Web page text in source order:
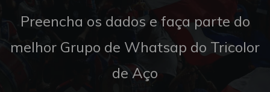
Preencha os dados e faça parte do
melhor Grupo de Whatsap do Tricolor
de Aço